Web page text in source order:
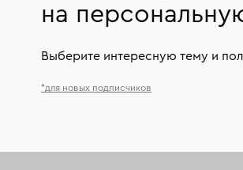
на
Выберите интересную тему и
*для новых подписчиков